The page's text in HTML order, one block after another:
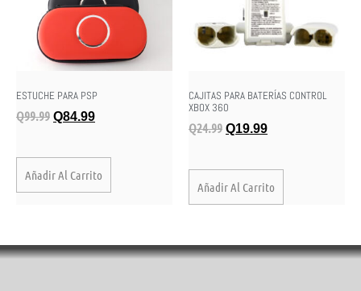
ESTUCHE PARA PSP
Q99.99 Q84.99
Añadir Al Carrito
CAJITAS PARA BATERÍAS CONTROL
XBOX 360
Q24.99 Q19.99
Añadir Al Carrito